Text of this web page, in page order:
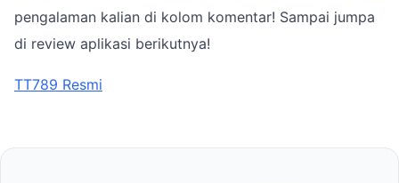
pengalaman kalian di kolom komentar! Sampai jumpa
di review aplikasi berikutnya!
TT789 Resmi